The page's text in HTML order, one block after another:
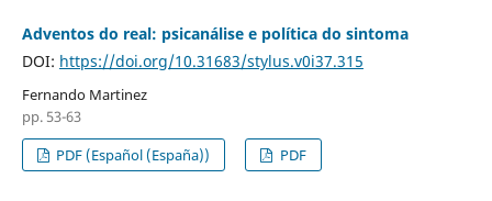
Adventos do real: psicanálise e política do sintoma
DOI: https://doi.org/10.31683/stylus.v0i37.315
Fernando Martinez
pp. 53-63
PDF (Español (España))
PDF